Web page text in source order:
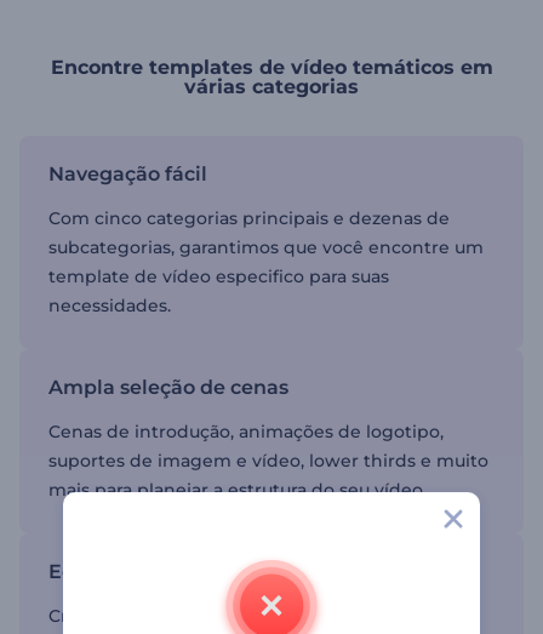
Encontre templates de vídeo temáticos em
várias categorias
Navegação fácil
Com cinco categorias principais e dezenas de
subcategorias, garantimos que você encontre um
template de vídeo especifico para suas
necessidades.
Ampla seleção de cenas
Cenas de introdução, animações de logotipo,
suportes de imagem e vídeo, lower thirds e muito
mais para planejar a estrutura do seu vídeo.
Editor fácil de usar
Crie sem esforço arrastando e soltando suas